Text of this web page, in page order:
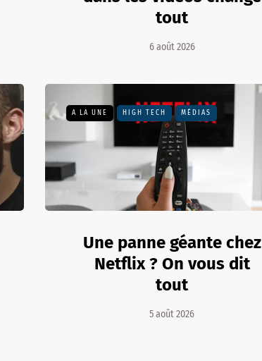
tout
6 août 2026
A LA UNE HIGH TECH MÉDIAS
Une panne géante chez
Netflix ? On vous dit
tout
5 août 2026